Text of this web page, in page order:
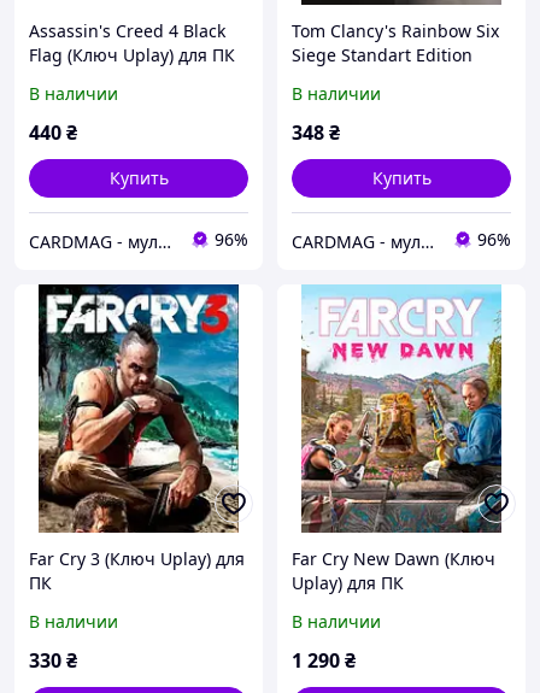
Assassin's Creed 4 Black
Flag (Ключ Uplay) для ПК
В наличии
440₴
Купить
CARDMAG - мультивалютный платежный сервис 96%
Tom Clancy's Rainbow Six
Siege Standart Edition
В наличии
348₴
Купить
CARDMAG - мультивалютный платежный сервис 96%
Far Cry 3 (Ключ Uplay) для
ПК
В наличии
330₴
Far Cry New Dawn (Ключ
Uplay) для ПК
В наличии
1 290₴